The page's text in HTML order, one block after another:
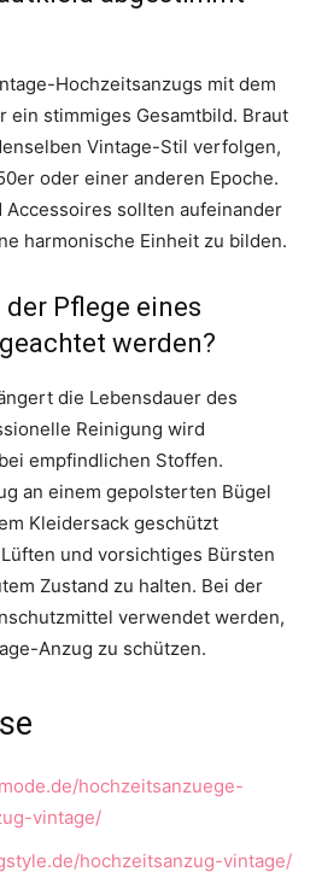
Hochzeitsanzugs mit dem
ein stimmiges Gesamtbild. Braut
Vintage-Stil verfolgen,
oder einer anderen Epoche.
Accessoires sollten aufeinander
harmonische Einheit zu bilden.
Pflege eines
werden?
die Lebensdauer des
Reinigung wird
empfindlichen Stoffen.
an einem gepolsterten Bügel
Kleidersack geschützt
und vorsichtiges Bürsten
Zustand zu halten. Bei der
verwendet werden,
Anzug zu schützen.
hochzeitsanzuege-
vintage/
hochzeitsanzug-vintage/